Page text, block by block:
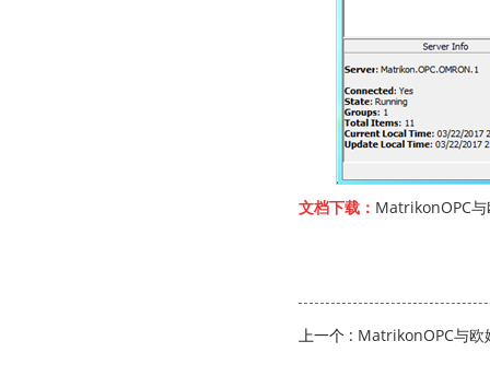
文档下载： MatrikonOPC与
上一个 : MatrikonOPC与欧